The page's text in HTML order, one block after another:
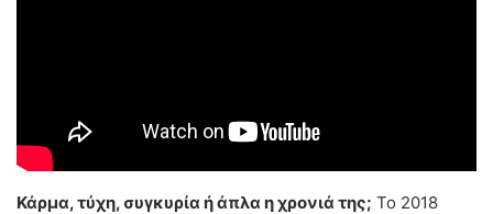
Κάρμα, τύχη, συγκυρία ή άπλα η χρονιά της; Το 2018